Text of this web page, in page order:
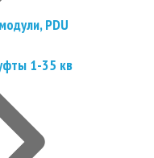
PDU
1-35 кв